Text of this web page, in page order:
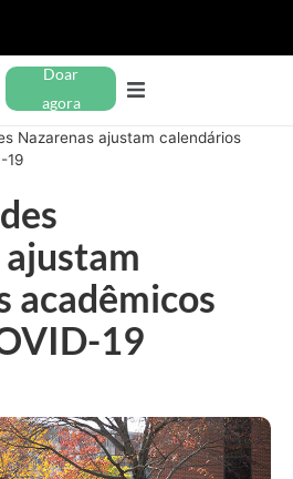
Doar
agora
Nazarenas ajustam calendários
19
acadêmicos
19